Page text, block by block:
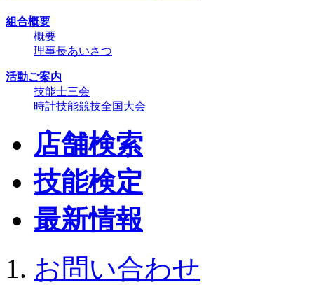
組合概要
概要
理事長あいさつ
活動ご案内
技能士三会
時計技能競技全国大会
店舗検索
技能検定
最新情報
お問い合わせ